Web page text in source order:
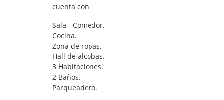
cuenta con:
Sala - Comedor.
Cocina.
Zona de ropas.
Hall de alcobas.
3 Habitaciones.
2 Baños.
Parqueadero.